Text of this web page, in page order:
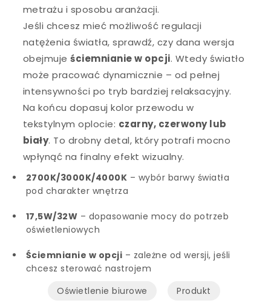
metrażu i sposobu aranżacji.
Jeśli chcesz mieć możliwość regulacji
natężenia światła, sprawdź, czy dana wersja
obejmujeściemnianie w opcji. Wtedy światło
może pracować dynamicznie – od pełnej
intensywności po tryb bardziej relaksacyjny.
Na końcu dopasuj kolor przewodu w
tekstylnym oplocie: czarny, czerwony lub
biały. To drobny detal, który potrafi mocno
wpłynąć na finalny efekt wizualny.
2700K/3000K/4000K – wybór barwy światła
pod charakter wnętrza
17,5W/32W – dopasowanie mocy do potrzeb
oświetleniowych
Ściemnianie w opcji – zależne od wersji, jeśli
chcesz sterować nastrojem
Oświetlenie biurowe
Produkt